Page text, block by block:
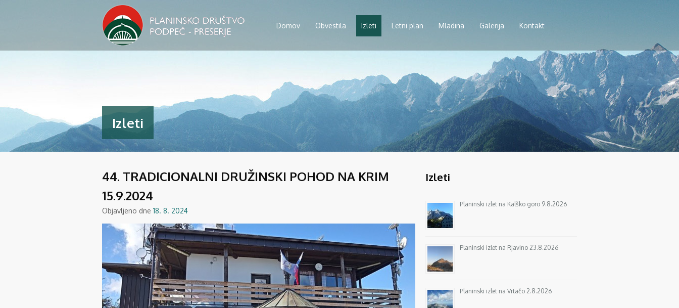
Domov Obvestila Izleti Letni plan Mladina Galerija Kontakt
Izleti
44. TRADICIONALNI DRUŽINSKI POHOD NA KRIM
15.9.2024
Objavljeno dne 18. 8. 2024
Izleti
Planinski izlet na Kalško goro 9.8.2026
Planinski izlet na Rjavino 23.8.2026
Planinski izlet na Vrtačo 2.8.2026